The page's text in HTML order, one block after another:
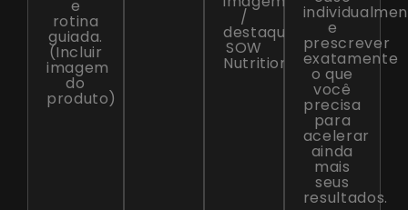
e
rotina
guiada.
(Incluir
imagem
do
produto)
/
destaque
SOW
Nutrition)
e
prescrever
exatamente
o que
você
precisa
para
acelerar
ainda
mais
seus
resultados.